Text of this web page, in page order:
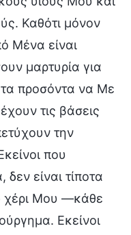
Καθότι μόνον
Μένα είναι
μαρτυρία για
τα προσόντα να Με
τις βάσεις
την
που
είναι τίποτα
χέρι Μου —κάθε
Εκείνοι